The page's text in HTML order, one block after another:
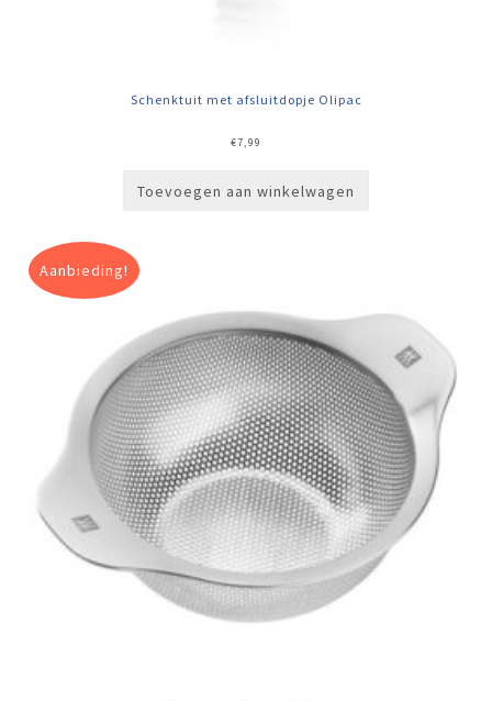
Schenktuit met afsluitdopje Olipac
€7,99
Toevoegen aan winkelwagen
Aanbieding!